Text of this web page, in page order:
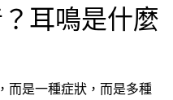
耳鳴是什麼
而是一種症狀，而是多種